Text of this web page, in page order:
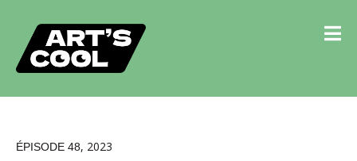
ÉPISODE 48, 2023